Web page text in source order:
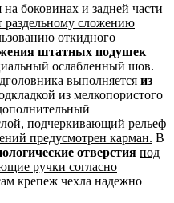
на боковинах и задней части
раздельному сложению
откидного
штатных подушек
ослабленный шов.
выполняется из
из мелкопористого
подчеркивающий рельеф
предусмотрен карман. В
отверстия под
ручки согласно
крепеж чехла надежно